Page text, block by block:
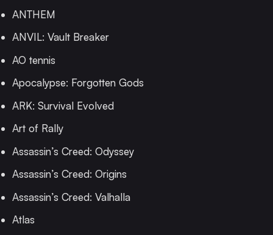
ANTHEM
ANVIL: Vault Breaker
AO tennis
Apocalypse: Forgotten Gods
ARK: Survival Evolved
Art of Rally
Assassin’s Creed: Odyssey
Assassin’s Creed: Origins
Assassin’s Creed: Valhalla
Atlas